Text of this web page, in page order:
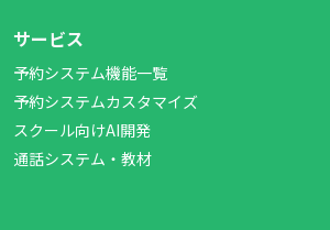
サービス
予約システム機能一覧
予約システムカスタマイズ
スクール向けAI開発
通話システム・教材